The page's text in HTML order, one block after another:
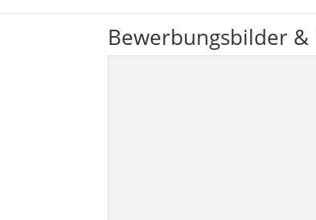
Bewerbungsbilder